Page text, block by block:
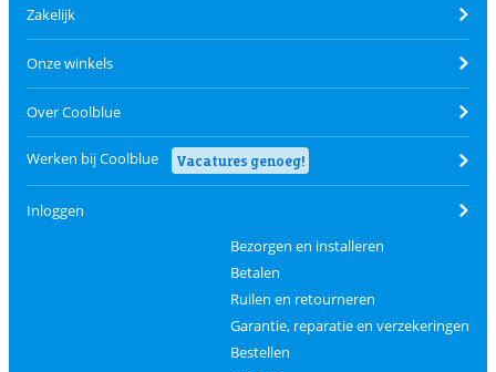
Zakelijk
Onze winkels
Over Coolblue
Werken bij Coolblue Vacatures genoeg!
Inloggen
Bezorgen en installeren
Betalen
Ruilen en retourneren
Garantie, reparatie en verzekeringen
Bestellen